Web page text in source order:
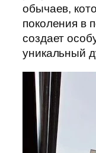
обычаев,
поколения в
создает
уникальный